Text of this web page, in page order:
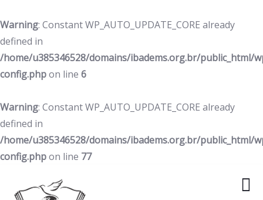
Warning: Constant WP_AUTO_UPDATE_CORE already
defined in
/home/u385346528/domains/ibadems.org.br/public_html/
config.phpon line 6
Warning: Constant WP_AUTO_UPDATE_CORE already
defined in
/home/u385346528/domains/ibadems.org.br/public_html/
config.phpon line 77